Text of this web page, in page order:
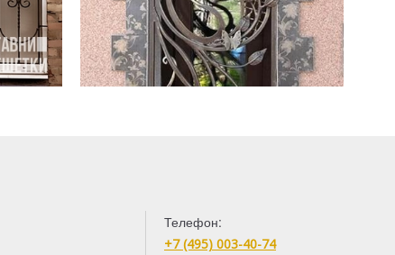
Телефон:
+7 (495) 003-40-74